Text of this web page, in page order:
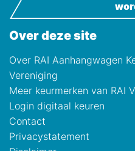
Over deze site
Over RAI Aanhangwagen
Vereniging
Meer keurmerken van RAI
Login digitaal keuren
Contact
Privacystatement